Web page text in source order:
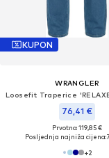
KUPON
WRANGLER
76,41 €
Prvotno: 119,85 €
Posljednja najniža cijena:
+2